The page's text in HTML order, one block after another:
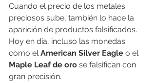
Cuando el precio de los metales
preciosos sube, también lo hace la
aparición de productos falsificados.
Hoy en día, incluso las monedas
como el American Silver Eagle o el
Maple Leaf de oro se falsifican con
gran precisión.